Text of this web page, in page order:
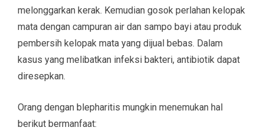
melonggarkan kerak. Kemudian gosok perlahan kelopak
mata dengan campuran air dan sampo bayi atau produk
pembersih kelopak mata yang dijual bebas. Dalam
kasus yang melibatkan infeksi bakteri, antibiotik dapat
diresepkan.
Orang dengan blepharitis mungkin menemukan hal
berikut bermanfaat: